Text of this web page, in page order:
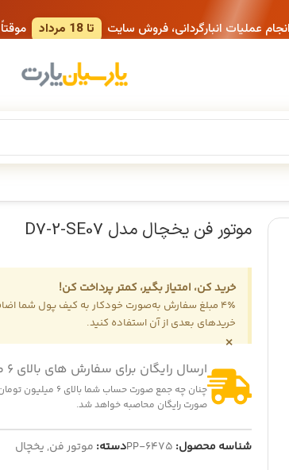
عملیات انبارگردانی، فروش سایت تا 18 مرداد
موتور فن یخچال مدل D7-2-SE07
خرید کن، امتیاز بگیر، کمتر پرداخت کن!
4٪ مبلغ سفارش به‌صورت خودکار به کیف پول شما
خریدهای بعدی از آن استفاده کنید.
×
ارسال رایگان برای سفارش های بالای 6 میلیون تومان
چنان چه جمع صورت
صورت رایگان محاصبه خواهد شد.
شناسه محصول: PP-6475دسته: موتور فن, یخچال